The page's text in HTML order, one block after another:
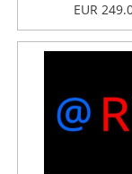
EUR